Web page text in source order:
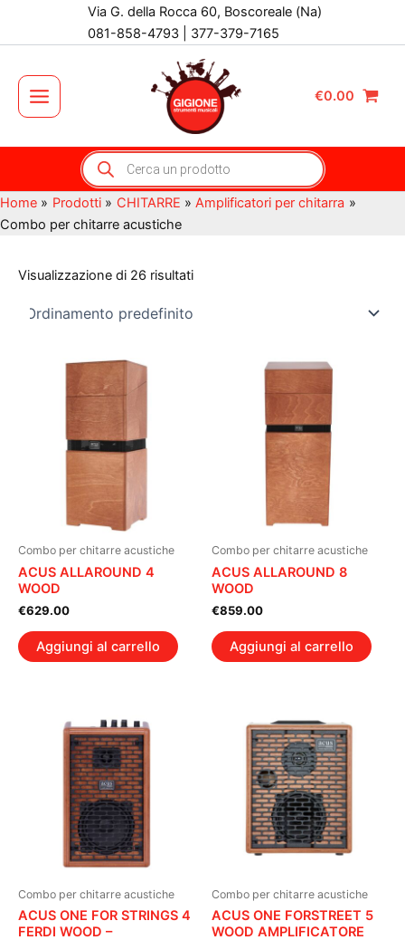
Via G. della Rocca 60, Boscoreale (Na)
081-858-4793 | 377-379-7165
Main
Menu
€0.00
Products
search
Home Prodotti CHITARRE
Amplificatori per chitarra
Combo per chitarre acustiche
Visualizzazione di 26 risultati
Combo per chitarre acustiche
ACUS ALLAROUND 4
WOOD
€629.00
Aggiungi al carrello
Combo per chitarre acustiche
ACUS ALLAROUND 8
WOOD
€859.00
Aggiungi al carrello
Combo per chitarre acustiche
ACUS ONE FOR STRINGS 4
FERDI WOOD –
Combo per chitarre acustiche
ACUS ONE FORSTREET 5
WOOD AMPLIFICATORE